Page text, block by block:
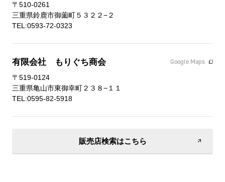
〒510-0261
三重県鈴鹿市御薗町５３２２−２
TEL:0593-72-0323
有限会社 もりぐち商会 Google Maps
〒519-0124
三重県亀山市東御幸町２３８−１１
TEL:0595-82-5918
販売店検索はこちら